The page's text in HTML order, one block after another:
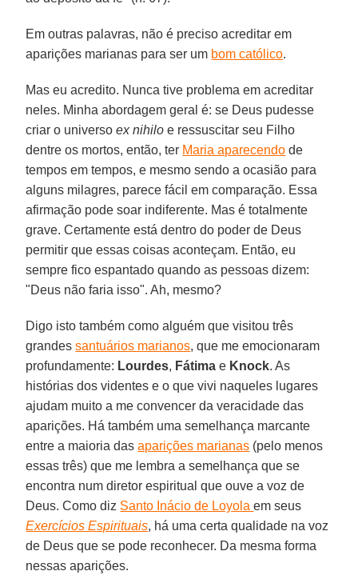
Em outras palavras, não é preciso acreditar em
aparições marianas para ser um bom católico.
Mas eu acredito. Nunca tive problema em acreditar
neles. Minha abordagem geral é: se Deus pudesse
criar o universoex nihilo e ressuscitar seu Filho
dentre os mortos, então, ter Maria aparecendo de
tempos em tempos, e mesmo sendo a ocasião para
alguns milagres, parece fácil em comparação. Essa
afirmação pode soar indiferente. Mas é totalmente
grave. Certamente está dentro do poder de Deus
permitir que essas coisas aconteçam. Então, eu
sempre fico espantado quando as pessoas dizem:
"Deus não faria isso". Ah, mesmo?
Digo isto também como alguém que visitou três
grandessantuários marianos, que me emocionaram
profundamente: Lourdes, Fátima e Knock. As
histórias dos videntes e o que vivi naqueles lugares
ajudam muito a me convencer da veracidade das
aparições. Há também uma semelhança marcante
entre a maioria dasaparições marianas (pelo menos
essas três) que me lembra a semelhança que se
encontra num diretor espiritual que ouve a voz de
Deus. Como diz Santo Inácio de Loyolaem seus
Exercícios Espirituais, há uma certa qualidade na voz
de Deus que se pode reconhecer. Da mesma forma
nessas aparições.